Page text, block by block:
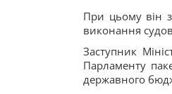
При цьому він
виконання
Заступник
Парламенту
державного